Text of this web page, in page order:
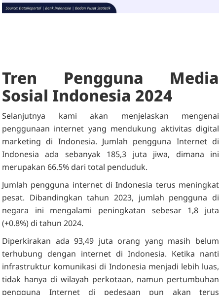
Tren Pengguna Media
Sosial Indonesia 2024
Selanjutnya kami akan menjelaskan mengenai
penggunaan internet yang mendukung aktivitas digital
marketing di Indonesia. Jumlah pengguna Internet di
Indonesia ada sebanyak 185,3 juta jiwa, dimana ini
merupakan 66.5% dari total penduduk.
Jumlah pengguna internet di Indonesia terus meningkat
pesat. Dibandingkan tahun 2023, jumlah pengguna di
negara ini mengalami peningkatan sebesar 1,8 juta
(+0.8%) di tahun 2024.
Diperkirakan ada 93,49 juta orang yang masih belum
terhubung dengan internet di Indonesia. Ketika nanti
infrastruktur komunikasi di Indonesia menjadi lebih luas,
tidak hanya di wilayah perkotaan, namun pertumbuhan
pengguna Internet di pedesaan pun akan terus